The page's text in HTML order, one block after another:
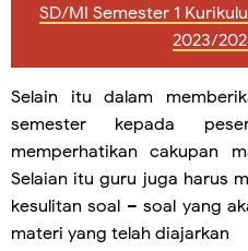
SD/MI Semester 1
2023/
Selain itu dalam
semester kepada
memperhatikan cakupan
Selaian itu guru juga harus
kesulitan soal – soal yang
materi yang telah diajarkan